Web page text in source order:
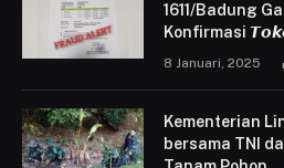
1611/Badung
Konfirmasi
8 Januari, 2025
Kementerian
bersama TNI